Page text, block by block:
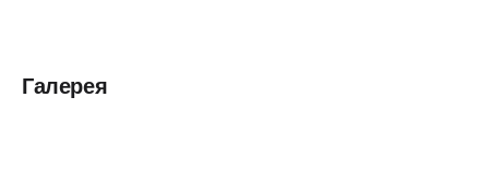
Галерея